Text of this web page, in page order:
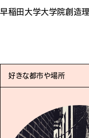
早稲田大学大学院創
好きな都市や場所